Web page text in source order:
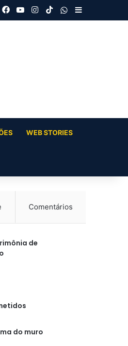
Facebook
YouTubeInstagram
TikTokWhatsApp
Barra Lateral
WEB STORIES
Comentários
de
do muro